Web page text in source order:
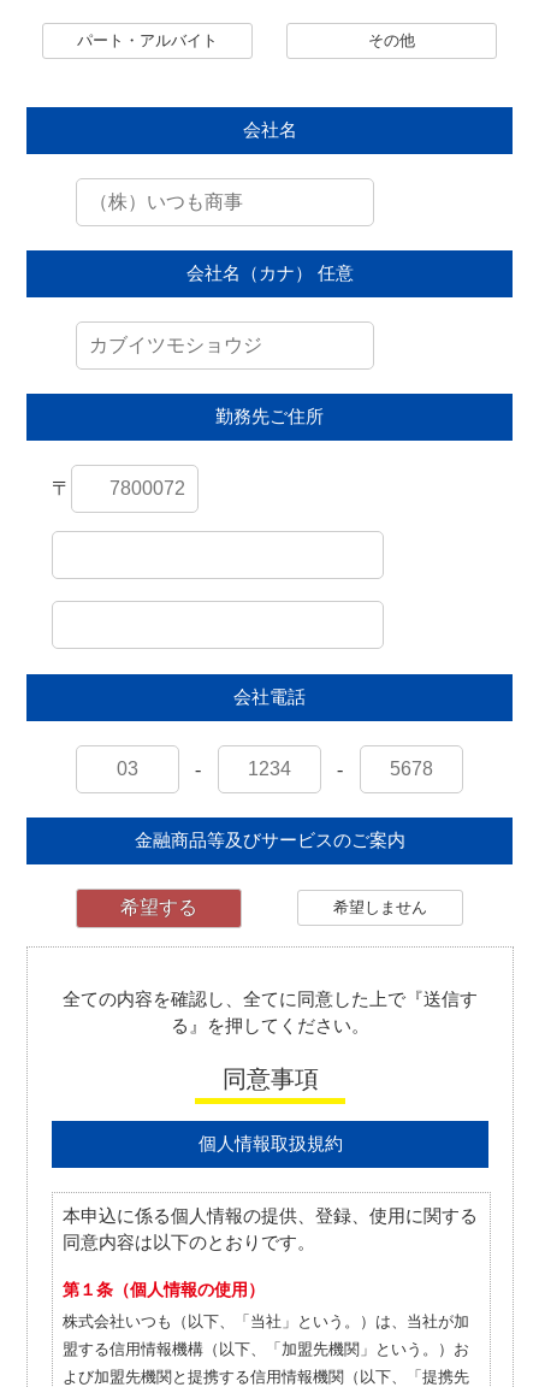
パート・アルバイト その他
会社名
会社名（カナ） 任意
勤務先ご住所
〒
会社電話
- -
金融商品等及びサービスのご案内
希望する 希望しません
全ての内容を確認し、全てに同意した上で『送信す
る』を押してください。
同意事項
個人情報取扱規約
本申込に係る個人情報の提供、登録、使用に関する
同意内容は以下のとおりです。
第１条（個人情報の使用）
株式会社いつも（以下、「当社」という。）は、当社が加
盟する信用情報機構（以下、「加盟先機関」という。）お
よび加盟先機関と提携する信用情報機関（以下、「提携先